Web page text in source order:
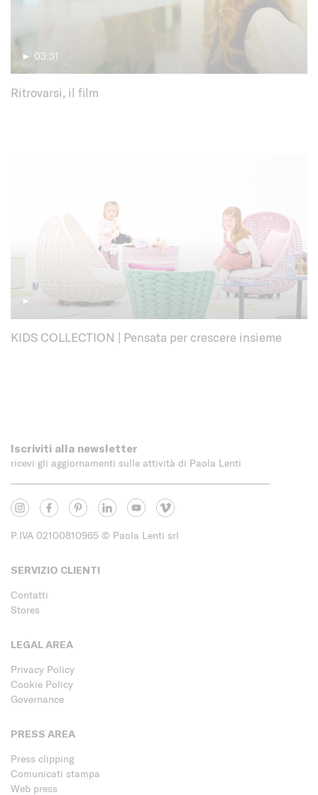
► 03:31
Ritrovarsi, il film
►
KIDS COLLECTION | Pensata per crescere insieme
Iscriviti alla newsletter
ricevi gli aggiornamenti sulle attività di Paola Lenti
P.IVA 02100810965 © Paola Lenti srl
SERVIZIO CLIENTI
Contatti
Stores
LEGAL AREA
Privacy Policy
Cookie Policy
Governance
PRESS AREA
Press clipping
Comunicati stampa
Web press